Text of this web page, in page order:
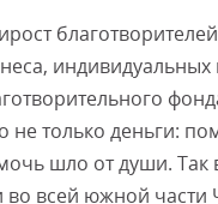
не только деньги:
шло от души.
во всей южной части